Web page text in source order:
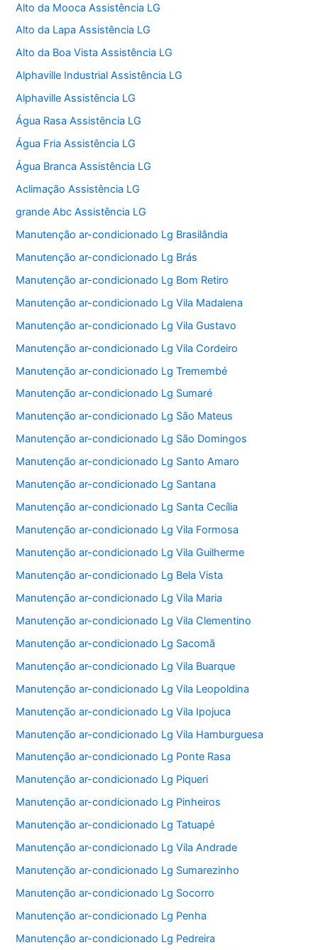
Alto da Mooca Assistência LG
Alto da Lapa Assistência LG
Alto da Boa Vista Assistência LG
Alphaville Industrial Assistência LG
Alphaville Assistência LG
Água Rasa Assistência LG
Água Fria Assistência LG
Água Branca Assistência LG
Aclimação Assistência LG
grande Abc Assistência LG
Manutenção ar-condicionado Lg Brasilândia
Manutenção ar-condicionado Lg Brás
Manutenção ar-condicionado Lg Bom Retiro
Manutenção ar-condicionado Lg Vila Madalena
Manutenção ar-condicionado Lg Vila Gustavo
Manutenção ar-condicionado Lg Vila Cordeiro
Manutenção ar-condicionado Lg Tremembé
Manutenção ar-condicionado Lg Sumaré
Manutenção ar-condicionado Lg São Mateus
Manutenção ar-condicionado Lg São Domingos
Manutenção ar-condicionado Lg Santo Amaro
Manutenção ar-condicionado Lg Santana
Manutenção ar-condicionado Lg Santa Cecília
Manutenção ar-condicionado Lg Vila Formosa
Manutenção ar-condicionado Lg Vila Guilherme
Manutenção ar-condicionado Lg Bela Vista
Manutenção ar-condicionado Lg Vila Maria
Manutenção ar-condicionado Lg Vila Clementino
Manutenção ar-condicionado Lg Sacomã
Manutenção ar-condicionado Lg Vila Buarque
Manutenção ar-condicionado Lg Vila Leopoldina
Manutenção ar-condicionado Lg Vila Ipojuca
Manutenção ar-condicionado Lg Vila Hamburguesa
Manutenção ar-condicionado Lg Ponte Rasa
Manutenção ar-condicionado Lg Piqueri
Manutenção ar-condicionado Lg Pinheiros
Manutenção ar-condicionado Lg Tatuapé
Manutenção ar-condicionado Lg Vila Andrade
Manutenção ar-condicionado Lg Sumarezinho
Manutenção ar-condicionado Lg Socorro
Manutenção ar-condicionado Lg Penha
Manutenção ar-condicionado Lg Pedreira